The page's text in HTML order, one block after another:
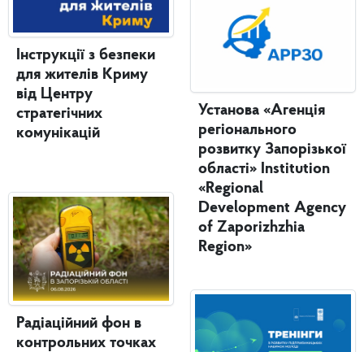
Інструкції з безпеки
для жителів Криму
від Центру
стратегічних
комунікацій
Радіаційний фон в
контрольних точках
Установа «Агенція
регіонального
розвитку Запорізької
області» Institution
«Regional
Development Agency
of Zaporizhzhia
Region»